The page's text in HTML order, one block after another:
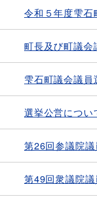
令和５年度雫石
町長及び町議
雫石町議会議員
選挙公営につい
第26回参議院
第49回衆議院